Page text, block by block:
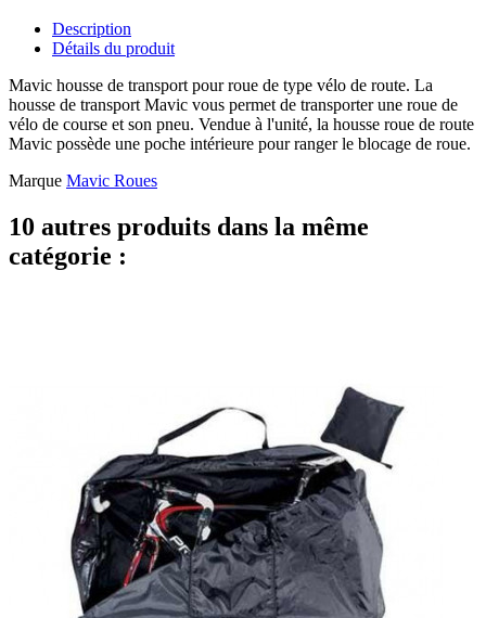
Description
Détails du produit
Mavic housse de transport pour roue de type vélo de route. La
housse de transport Mavic vous permet de transporter une roue de
vélo de course et son pneu. Vendue à l'unité, la housse roue de route
Mavic possède une poche intérieure pour ranger le blocage de roue.
Marque Mavic Roues
10 autres produits dans la même
catégorie :